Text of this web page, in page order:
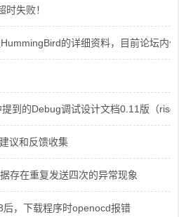
失败！
HummingBird的详细资料，目前论坛内
到的Debug调试设计文档0.11版（
议和反馈收集
存在重复发送四次的异常现象
，下载程序时openocd报错